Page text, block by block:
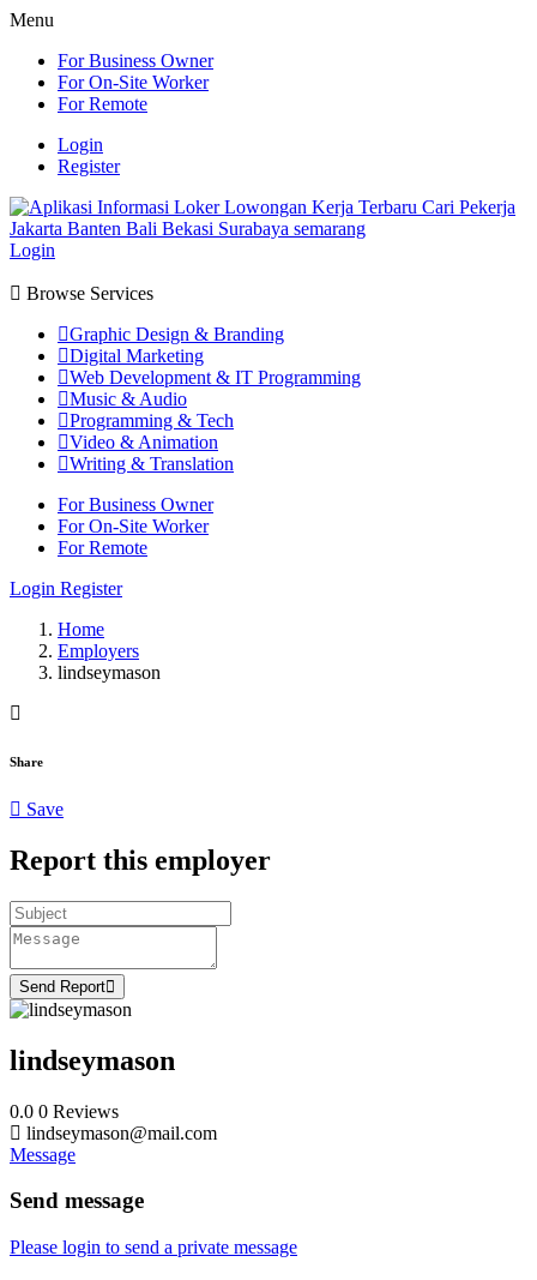
Menu
For Business Owner
For On-Site Worker
For Remote
Login
Register
Login
Browse Services
Graphic Design & Branding
Digital Marketing
Web Development & IT Programming
Music & Audio
Programming & Tech
Video & Animation
Writing & Translation
For Business Owner
For On-Site Worker
For Remote
Login Register
Home
Employers
lindseymason
Share
Save
Report this employer
Send Report
lindseymason
0.0 0 Reviews
lindseymason@mail.com
Message
Send message
Please login to send a private message